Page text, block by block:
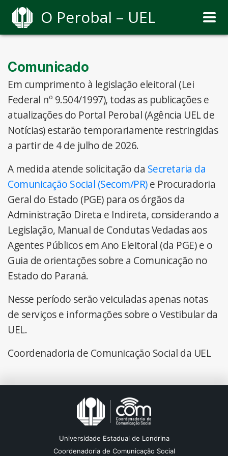
O Perobal – UEL
Comunicado
Em cumprimento à legislação eleitoral (Lei
Federal nº 9.504/1997), todas as publicações e
atualizações do Portal Perobal (Agência UEL de
Notícias) estarão temporariamente restringidas
a partir de 4 de julho de 2026.
A medida atende solicitação da Secretaria da
Comunicação Social (Secom/PR)e Procuradoria
Geral do Estado (PGE) para os órgãos da
Administração Direta e Indireta, considerando a
Legislação, Manual de Condutas Vedadas aos
Agentes Públicos em Ano Eleitoral (da PGE) e o
Guia de orientações sobre a Comunicação no
Estado do Paraná.
Nesse período serão veiculadas apenas notas
de serviços e informações sobre o Vestibular da
UEL.
Coordenadoria de Comunicação Social da UEL
Universidade Estadual de Londrina
Coordenadoria de Comunicação Social